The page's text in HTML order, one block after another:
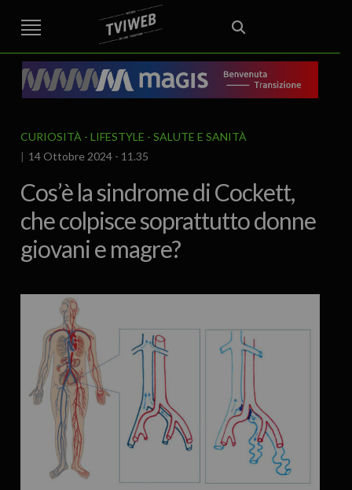
STREET TG CRONACA VENETO
VICENZA E PROVINCIA
AREA BERICA
ECONOMIA ATTUALITA’ POLITICA
EDITORIALE ITALIA E MONDO CURIOSITÀ – LIFESTYLE
CULTURA ARTE
SPORT
IL GRAFFIO FOOD & DRINK
CURIOSITÀ - LIFESTYLE
SALUTE E SANITÀ
14 Ottobre 2024 - 11.35
Cos’è la sindrome di Cockett,
che colpisce soprattutto donne
giovani e magre?